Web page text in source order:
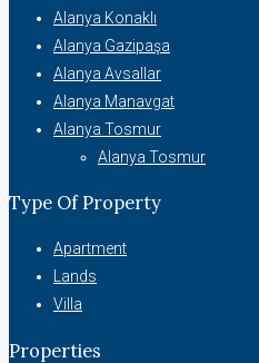
Alanya Konaklı
Alanya Gazipaşa
Alanya Avsallar
Alanya Manavgat
Alanya Tosmur
Alanya Tosmur
Type Of Property
Apartment
Lands
Villa
Properties